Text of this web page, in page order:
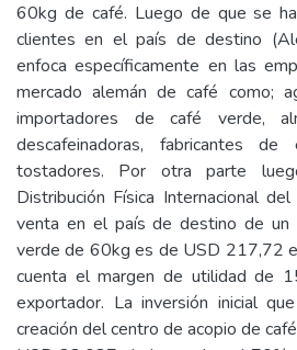
60kg de café. Luego de que se
clientes en el país de destino
enfoca específicamente en las
mercado alemán de café como;
importadores de café verde,
descafeinadoras, fabricantes
tostadores. Por otra parte
Distribución Física Internacional
venta en el país de destino de un
verde de 60kg es de USD 217,72
cuenta el margen de utilidad de
exportador. La inversión inicial
creación del centro de acopio de